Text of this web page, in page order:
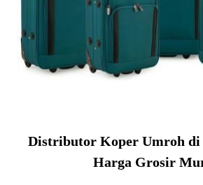
Distributor Koper Umroh di
Harga Grosir